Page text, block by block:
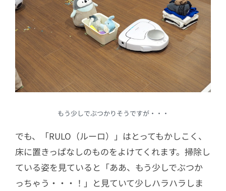
もう少しでぶつかりそうですが・・・
でも、「RULO（ルーロ）」はとってもかしこく、
床に置きっぱなしのものをよけてくれます。掃除し
ている姿を見ていると「ああ、もう少しでぶつか
っちゃう・・・！」と見ていて少しハラハラしま